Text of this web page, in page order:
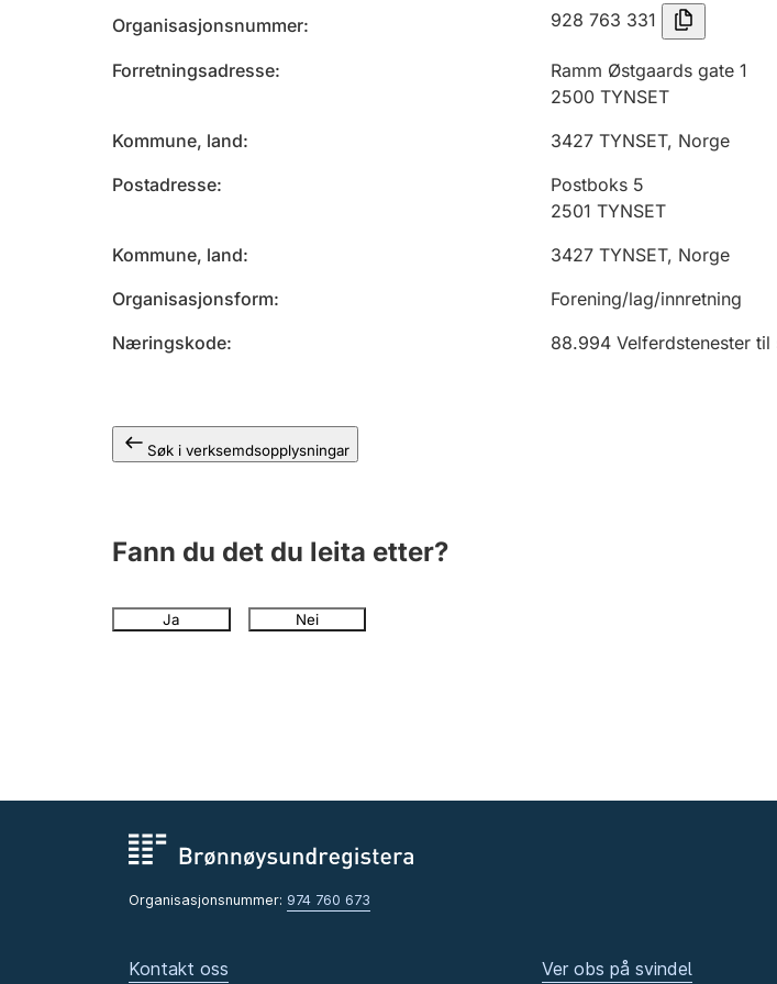
Organisasjonsnummer 928 763 331
Forretningsadresse
Ramm Østgaards gate 1
2500 TYNSET
Kommune, land
3427 TYNSET, Norge
Postadresse
Postboks 5
2501 TYNSET
Kommune, land
3427 TYNSET, Norge
Organisasjonsform
Forening/lag/innretning
Næringskode
88.994 Velferdstenester
Søk i verksemdsopplysningar
Fann du det du leita etter?
Ja Nei
Organisasjonsnummer: 974 760 673
Kontakt oss Ver obs på svindel